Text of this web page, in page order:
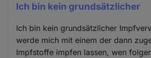
Ich bin kein grundsätzlicher
Ich bin kein grundsätzlicher
werde mich mit einem der dann
Impfstoffe impfen lassen, wen